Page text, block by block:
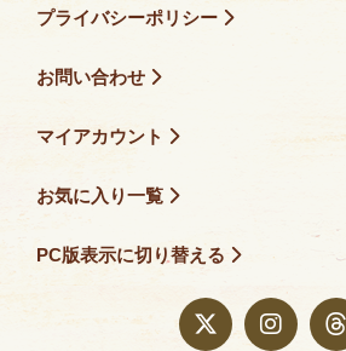
プライバシーポリシー
お問い合わせ
マイアカウント
お気に入り一覧
PC版表示に切り替える